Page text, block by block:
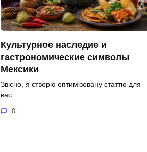
Культурное наследие и
гастрономические символы
Мексики
Звісно, я створю оптимізовану статтю для
вас.
0